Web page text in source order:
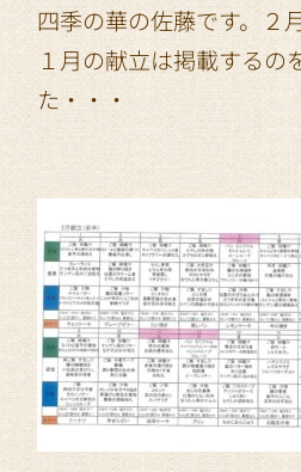
四季の華の佐藤です。２
１月の献立は掲載するの
た・・・